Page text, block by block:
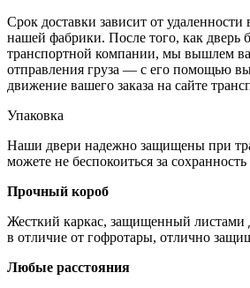
Срок доставки зависит от удаленности
нашей фабрики. После того, как дверь
транспортной компании, мы вышлем
отправления груза — с его помощью
движение вашего заказа на сайте
Упаковка
Наши двери надежно защищены при
можете не беспокоиться за
Прочный короб
Жесткий каркас, защищенный листами
в отличие от гофротары, отлично
Любые расстояния